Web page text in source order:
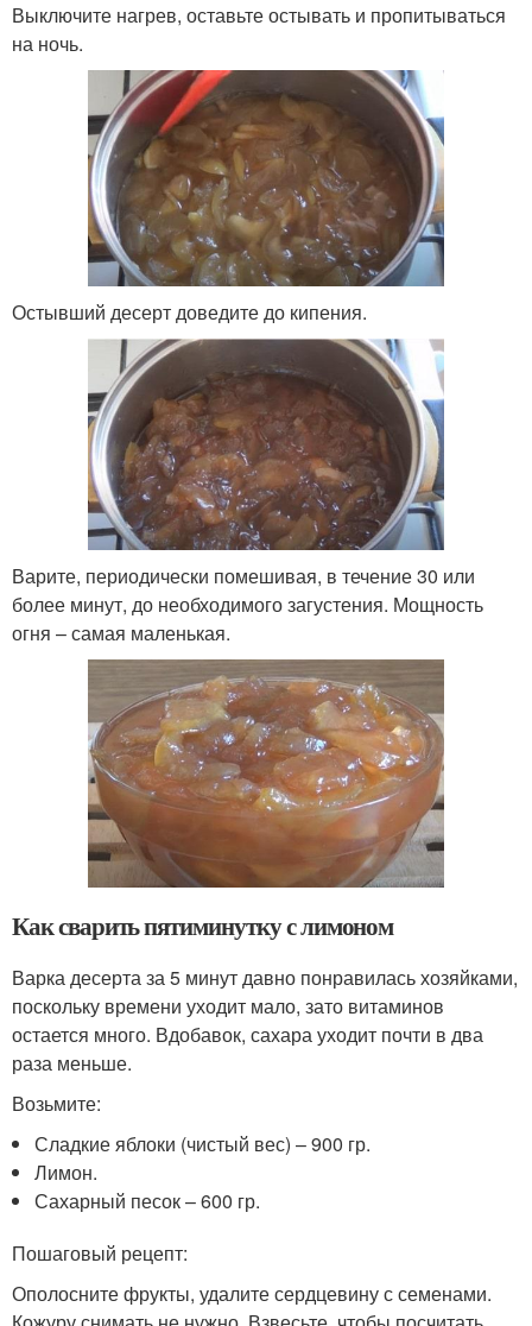
Выключите нагрев, оставьте остывать и пропитываться
на ночь.
Остывший десерт доведите до кипения.
Варите, периодически помешивая, в течение 30 или
более минут, до необходимого загустения. Мощность
огня – самая маленькая.
Как сварить пятиминутку с лимоном
Варка десерта за 5 минут давно понравилась хозяйками,
поскольку времени уходит мало, зато витаминов
остается много. Вдобавок, сахара уходит почти в два
раза меньше.
Возьмите:
Сладкие яблоки (чистый вес) – 900 гр.
Лимон.
Сахарный песок – 600 гр.
Пошаговый рецепт:
Ополосните фрукты, удалите сердцевину с семенами.